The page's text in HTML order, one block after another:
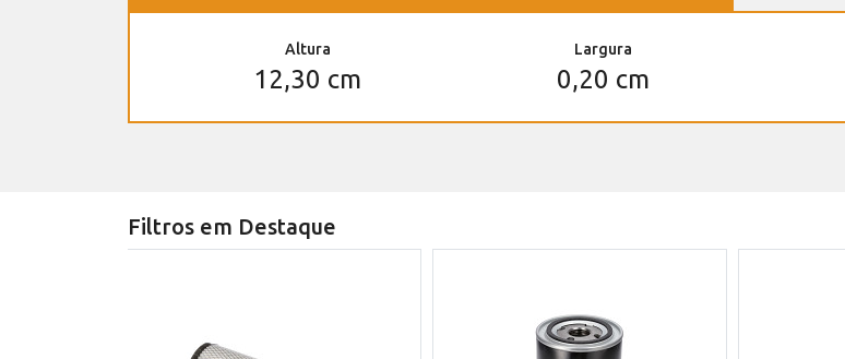
Altura
12,30 cm
Largura
0,20 cm
Filtros em Destaque